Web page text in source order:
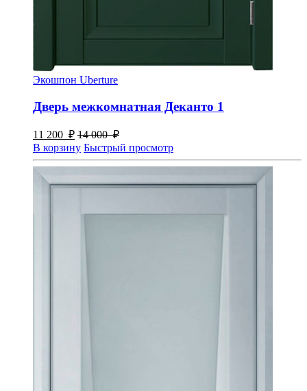
Экошпон Uberture
Дверь межкомнатная Деканто 1
11 200 ₽ 14 000 ₽
В корзину Быстрый просмотр